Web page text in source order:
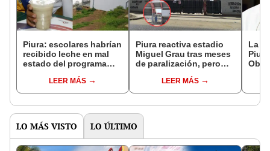
Piura: escolares habrían
recibido leche en mal
estado del programa
colegio de
Huancabamba
LEER MÁS
Piura reactiva estadio
Miguel Grau tras meses
de paralización, pero
previo de S/1,2 millones
para "acelerar la
integral"
LEER MÁS
La
LO MÁS VISTO LO ÚLTIMO